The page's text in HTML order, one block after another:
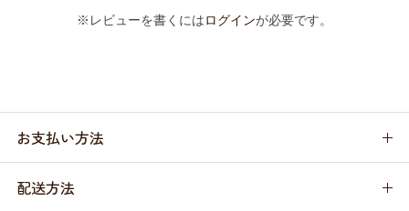
※レビューを書くにはログインが必要です。
お支払い方法
配送方法